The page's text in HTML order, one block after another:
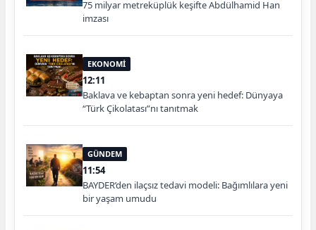
75 milyar metreküplük keşifte Abdülhamid Han
imzası
EKONOMİ
12:11
Baklava ve kebaptan sonra yeni hedef: Dünyaya
“Türk Çikolatası”nı tanıtmak
GÜNDEM
11:54
BAYDER’den ilaçsız tedavi modeli: Bağımlılara yeni
bir yaşam umudu